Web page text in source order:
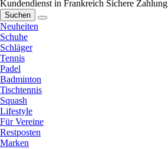
Kundendienst in Frankreich Sichere Zahlung
Suchen
Neuheiten
Schuhe
Schläger
Tennis
Padel
Badminton
Tischtennis
Squash
Lifestyle
Für Vereine
Restposten
Marken